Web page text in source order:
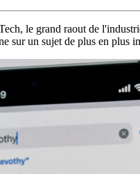
le grand raout de
sur un sujet de plus en plus